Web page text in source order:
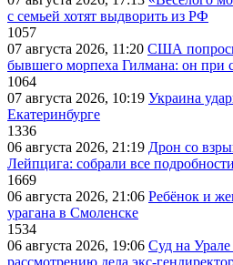
с семьей хотят выдворить из РФ
1057
07 августа 2026, 11:20 США
бывшего морпеха Гилмана: он при
1064
07 августа 2026, 10:19 Украина
Екатеринбурге
1336
06 августа 2026, 21:19 Дрон со
Лейпцига: собрали все подробности
1669
06 августа 2026, 21:06 Ребёнок и
урагана в Смоленске
1534
06 августа 2026, 19:06 Суд на
рассмотрению дела экс-